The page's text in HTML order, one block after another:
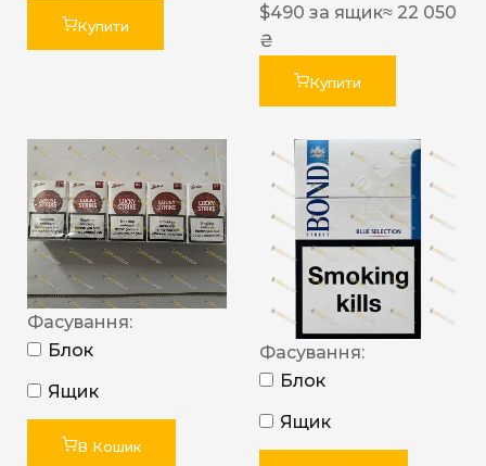
Купити
$490 за ящик≈ 22 050
₴
Купити
Фасування:
Блок
Ящик
В Кошик
Фасування:
Блок
Ящик